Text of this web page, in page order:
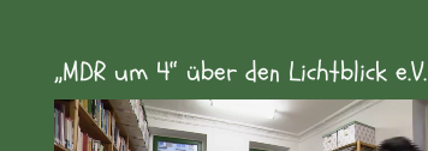
„MDR um 4“ über den Lichtblick e.V.
Video-
Player